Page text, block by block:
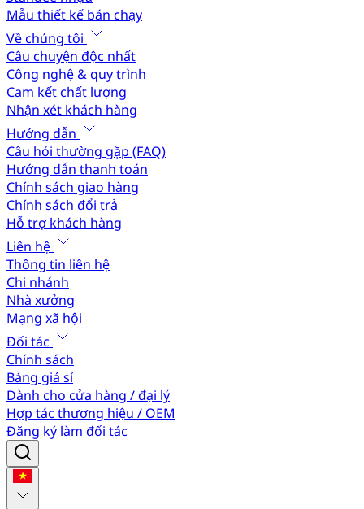
Mẫu thiết kế bán chạy
Về chúng tôi
Câu chuyện độc nhất
Công nghệ & quy trình
Cam kết chất lượng
Nhận xét khách hàng
Hướng dẫn
Câu hỏi thường gặp (FAQ)
Hướng dẫn thanh toán
Chính sách giao hàng
Chính sách đổi trả
Hỗ trợ khách hàng
Liên hệ
Thông tin liên hệ
Chi nhánh
Nhà xưởng
Mạng xã hội
Đối tác
Chính sách
Bảng giá sỉ
Dành cho cửa hàng / đại lý
Hợp tác thương hiệu / OEM
Đăng ký làm đối tác